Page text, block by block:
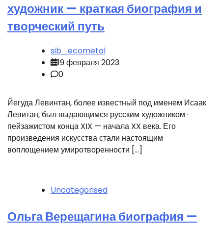
художник — краткая биография и
творческий путь
sib_ecometal
19 февраля 2023
0
Йегуда Левинтан, более известный под именем Исаак
Левитан, был выдающимся русским художником-
пейзажистом конца XIX — начала XX века. Его
произведения искусства стали настоящим
воплощением умиротворенности […]
Uncategorised
Ольга Верещагина биография —